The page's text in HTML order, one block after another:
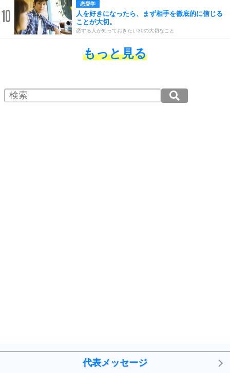
10
恋愛学
人を好きになったら、まず相手を徹底的に信じる
ことが大切。
恋する人が知っておきたい30の大切なこと
もっと見る
代表メッセージ